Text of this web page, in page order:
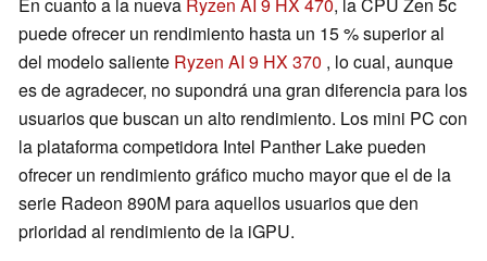
puede ofrecer un rendimiento hasta un 15 % superior al
del modelo saliente Ryzen AI 9 HX 370 , lo cual, aunque
es de agradecer, no supondrá una gran diferencia para los
usuarios que buscan un alto rendimiento. Los mini PC con
la plataforma competidora Intel Panther Lake pueden
ofrecer un rendimiento gráfico mucho mayor que el de la
serie Radeon 890M para aquellos usuarios que den
prioridad al rendimiento de la iGPU.